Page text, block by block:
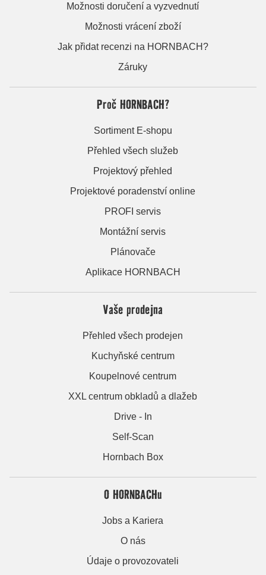
Možnosti doručení a vyzvednutí
Možnosti vrácení zboží
Jak přidat recenzi na HORNBACH?
Záruky
Proč HORNBACH?
Sortiment E-shopu
Přehled všech služeb
Projektový přehled
Projektové poradenství online
PROFI servis
Montážní servis
Plánovače
Aplikace HORNBACH
Vaše prodejna
Přehled všech prodejen
Kuchyňské centrum
Koupelnové centrum
XXL centrum obkladů a dlažeb
Drive - In
Self-Scan
Hornbach Box
O HORNBACHu
Jobs a Kariera
O nás
Údaje o provozovateli